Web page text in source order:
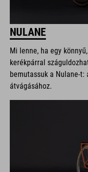
NULANE
Mi lenne, ha egy
kerékpárral
bemutassuk a Nulane-t:
átvágásához.